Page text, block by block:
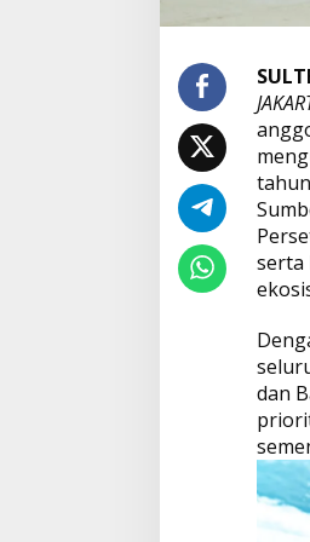
serta
dan